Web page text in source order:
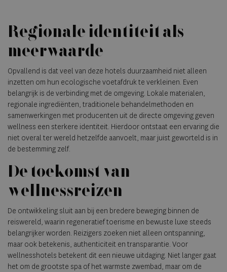
Regionale identiteit als
meerwaarde
Opvallend is dat veel van deze hotels duurzaamheid niet alleen
inzetten om hun ecologische voetafdruk te verkleinen. Even
belangrijk is de verbinding met de omgeving. Lokale materialen,
regionale ingrediënten, traditionele behandelmethoden en
samenwerkingen met producenten uit de directe omgeving geven
wellness een sterkere identiteit. Hierdoor ontstaat een ervaring die
niet overal ter wereld hetzelfde aanvoelt, maar juist geworteld is in
de bestemming zelf.
De toekomst van
wellnessreizen
De ontwikkeling sluit aan bij een bredere beweging binnen de
reiswereld, waarin regeneratief toerisme en bewuste luxe steeds
belangrijker worden. Reizigers zoeken niet alleen ontspanning,
maar ook betekenis, authenticiteit en transparantie. Voor
wellnesshotels betekent dit een nieuwe uitdaging. Niet langer gaat
het om de grootste spa of het warmste zwembad, maar om de